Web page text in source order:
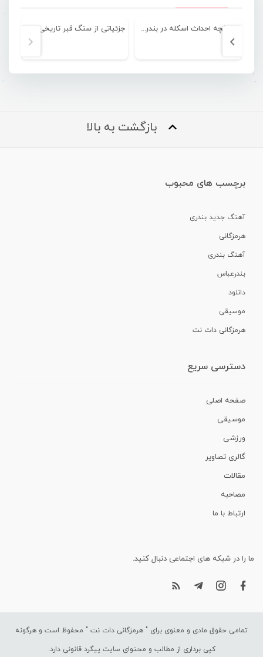
تاریخچه احداث اسکله در بندرعباس
بازگشت به بالا
برچسب های محبوب
آهنگ جدید بندری
هرمزگانی
آهنگ بندری
بندرعباس
دانلود
موسیقی
هرمزگانی دات نت
دسترسی سریع
صفحه اصلی
موسیقی
ورزشی
گالری تصاویر
مقالات
مصاحبه
ارتباط با ما
ما را در شبکه های اجتماعی دنبال کنید.
تمامی حقوق مادی و معنوی برای " هرمزگانی دات نت " محفوظ است و هرگونه
کپی برداری از مطالب و محتوای سایت پیگرد قانونی دارد.